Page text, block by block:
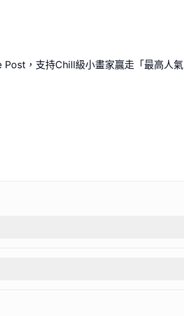
Post，支持Chill級小畫家贏走「最高人氣